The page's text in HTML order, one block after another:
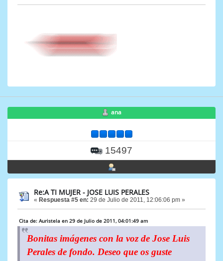
ana
15497
Re:A TI MUJER - JOSE LUIS PERALES
« Respuesta #5 en: 29 de Julio de 2011, 12:06:06 pm »
Cita de: Auristela en 29 de Julio de 2011, 04:01:49 am
Bonitas imágenes con la voz de Jose Luis
Perales de fondo. Deseo que os guste